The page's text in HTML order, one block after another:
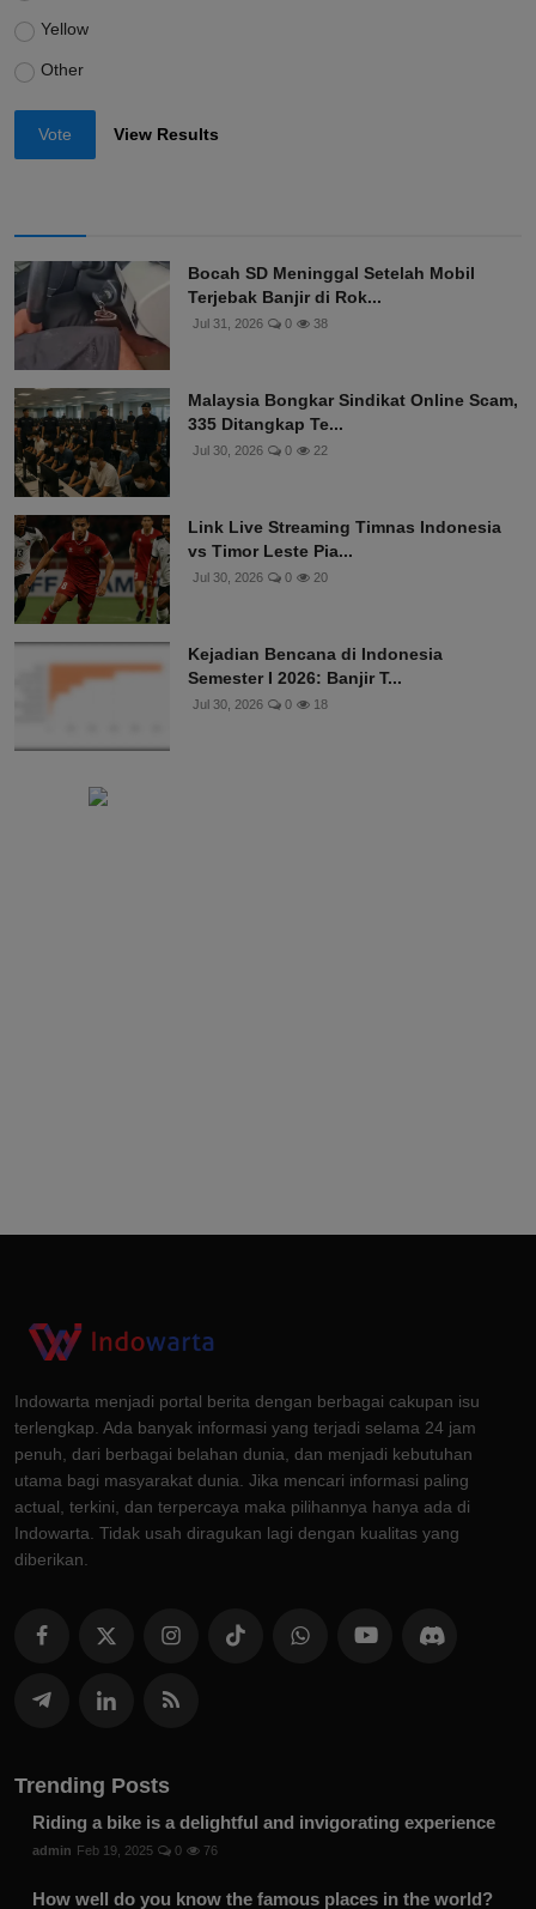
Yellow
Other
Vote View Results
Bocah SD Meninggal Setelah Mobil
Terjebak Banjir di Rok...
Jul 31, 2026 0 38
Malaysia Bongkar Sindikat Online Scam,
335 Ditangkap Te...
Jul 30, 2026 0 22
Link Live Streaming Timnas Indonesia
vs Timor Leste Pia...
Jul 30, 2026 0 20
Kejadian Bencana di Indonesia
Semester I 2026: Banjir T...
Jul 30, 2026 0 18
Indowarta menjadi portal berita dengan berbagai cakupan isu
terlengkap. Ada banyak informasi yang terjadi selama 24 jam
penuh, dari berbagai belahan dunia, dan menjadi kebutuhan
utama bagi masyarakat dunia. Jika mencari informasi paling
actual, terkini, dan terpercaya maka pilihannya hanya ada di
Indowarta. Tidak usah diragukan lagi dengan kualitas yang
diberikan.
Trending Posts
Riding a bike is a delightful and invigorating experience
admin Feb 19, 2025 0 76
How well do you know the famous places in the world?